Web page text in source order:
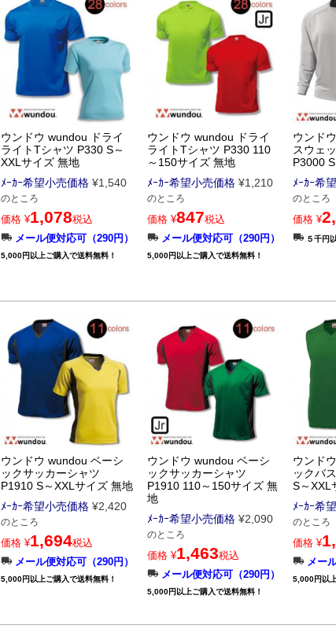
ウンドウ wundou ドライ
ライトTシャツ P330 S～
XXLサイズ 無地
ﾒｰｶｰ希望小売価格 ¥1,540
のところ
価格 ¥1,078税込
メール便対応可（290円）
5,000円以上ご購入で送料無料！
ウンドウ wundou ドライ
ライトTシャツ P330 110
～150サイズ 無地
ﾒｰｶｰ希望小売価格 ¥1,210
のところ
価格 ¥847税込
メール便対応可（290円）
5,000円以上ご購入で送料無料！
ウンド
スウェ
P3000
ﾒｰｶｰ希
のところ
価格 ¥
５千円
ウンドウ wundou ベーシ
ックサッカーシャツ
P1910 S～XXLサイズ 無地
ﾒｰｶｰ希望小売価格 ¥2,420
のところ
価格 ¥1,694税込
メール便対応可（290円）
5,000円以上ご購入で送料無料！
ウンドウ wundou ベーシ
ックサッカーシャツ
P1910 110～150サイズ 無
地
ﾒｰｶｰ希望小売価格 ¥2,090
のところ
価格 ¥1,463税込
メール便対応可（290円）
5,000円以上ご購入で送料無料！
ウンド
ックバ
S～XXL
ﾒｰｶｰ希
のところ
価格 ¥
メー
5,000円以